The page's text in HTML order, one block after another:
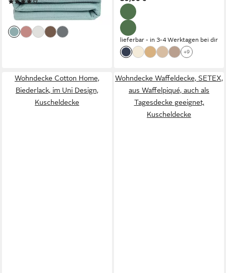
(3)
27,99 €
lieferbar - in 2-3 Werktagen bei dir
lieferbar - in 3-4 Werktagen bei dir
+9
Wohndecke Cotton Home,
Biederlack, im Uni Design,
Kuscheldecke
Wohndecke Waffeldecke, SETEX,
aus Waffelpiqué, auch als
Tagesdecke geeignet,
Kuscheldecke